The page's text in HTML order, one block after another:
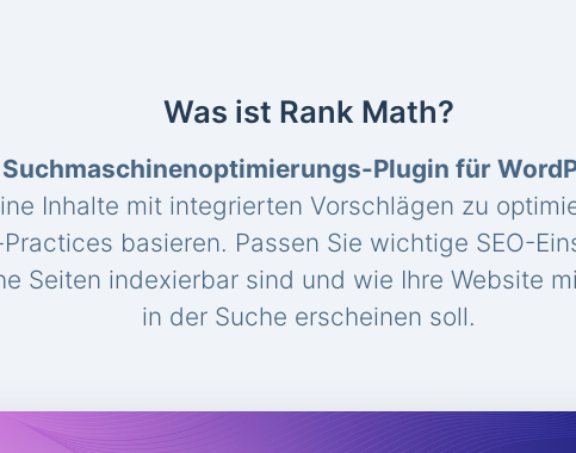
Was ist Rank Math?
Suchmaschinenoptimierungs-Plugin für
Inhalte mit integrierten Vorschlägen zu
basieren. Passen Sie wichtige SEO-
Seiten indexierbar sind und wie Ihre Website
in der Suche erscheinen soll.